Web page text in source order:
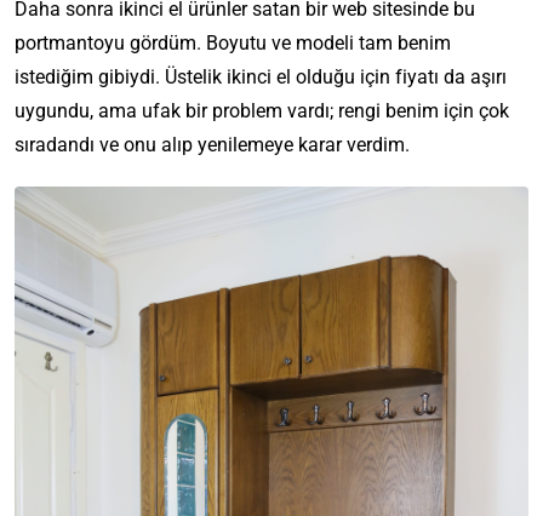
Daha sonra ikinci el ürünler satan bir web sitesinde bu
portmantoyu gördüm. Boyutu ve modeli tam benim
istediğim gibiydi. Üstelik ikinci el olduğu için fiyatı da aşırı
uygundu, ama ufak bir problem vardı; rengi benim için çok
sıradandı ve onu alıp yenilemeye karar verdim.